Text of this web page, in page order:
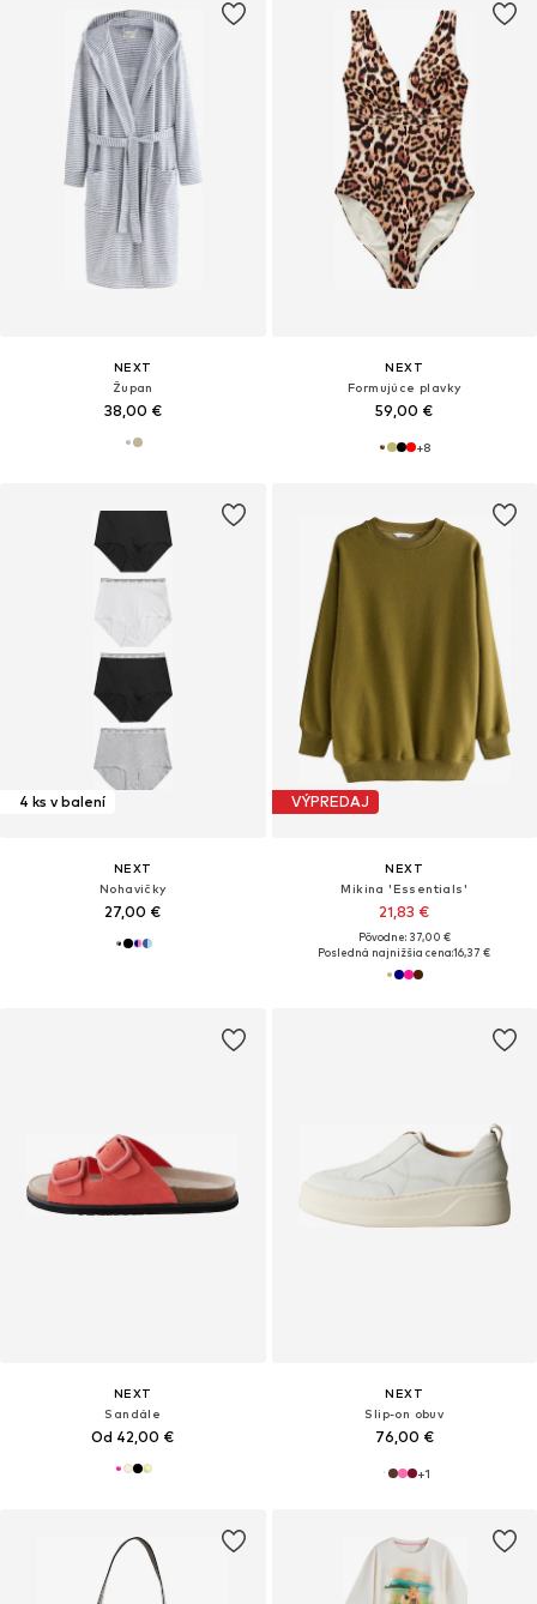
NEXT
Župan
38,00 €
NEXT
Formujúce plavky
59,00 €
+8
4 ks v balení
NEXT
Nohavičky
27,00 €
VÝPREDAJ
NEXT
Mikina 'Essentials'
21,83 €
Pôvodne: 37,00 €
Posledná najnižšia cena:16,37 €
NEXT
Sandále
Od 42,00 €
NEXT
Slip-on obuv
76,00 €
+1